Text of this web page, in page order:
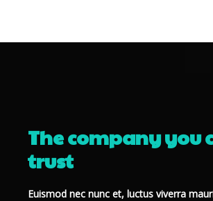
Thecompanyyou
trust
Euismod nec nunc et, luctus viverra